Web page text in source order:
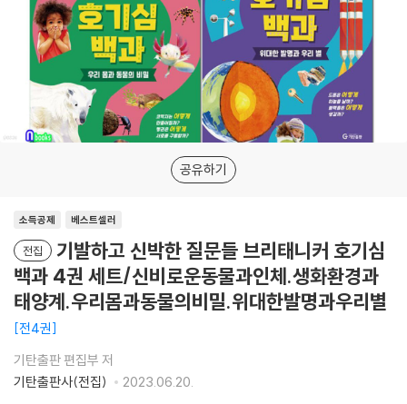
공유하기
소득공제 베스트셀러
전집
기발하고 신박한 질문들 브리태니커 호기심
백과 4권 세트/신비로운동물과인체.생화환경과
태양계.우리몸과동물의비밀.위대한발명과우리별
전4권
기탄출판 편집부 저
기탄출판사(전집)
2023.06.20.